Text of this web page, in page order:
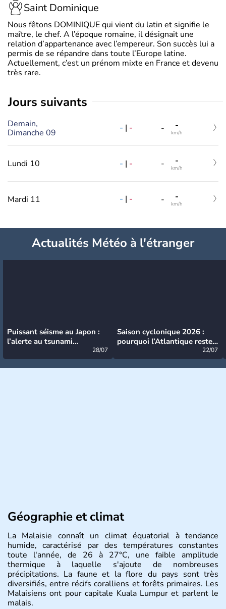
Saint Dominique
Nous fêtons DOMINIQUE qui vient du latin et signifie le
maître, le chef. A l’époque romaine, il désignait une
relation d’appartenance avec l’empereur. Son succès lui a
permis de se répandre dans toute l’Europe latine.
Actuellement, c’est un prénom mixte en France et devenu
très rare.
jours suivants
Demain,
Dimanche 09
- | - - -
km/h
Lundi 10 - | - - -
km/h
Mardi 11 - | - - -
km/h
Actualités Météo à l'étranger
Puissant séisme au Japon :
l’alerte au tsunami
28/07
Saison cyclonique 2026 :
pourquoi l’Atlantique reste
22/07
Géographie et climat
La Malaisie connaît un climat équatorial à tendance
humide, caractérisé par des températures constantes
toute l'année, de 26 à 27°C, une faible amplitude
thermique à laquelle s'ajoute de nombreuses
précipitations. La faune et la flore du pays sont très
diversifiés, entre récifs coralliens et forêts primaires. Les
Malaisiens ont pour capitale Kuala Lumpur et parlent le
malais.